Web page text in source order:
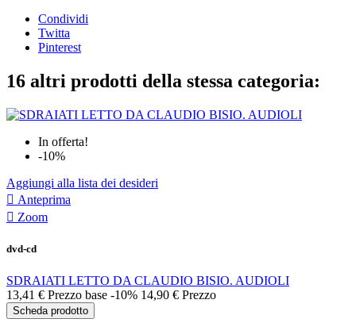
Condividi
Twitta
Pinterest
16 altri prodotti della stessa categoria:
In offerta!
-10%
Aggiungi alla lista dei desideri
 Anteprima
 Zoom
dvd-cd
SDRAIATI LETTO DA CLAUDIO BISIO. AUDIOLI
13,41 € Prezzo base -10% 14,90 € Prezzo
Scheda prodotto